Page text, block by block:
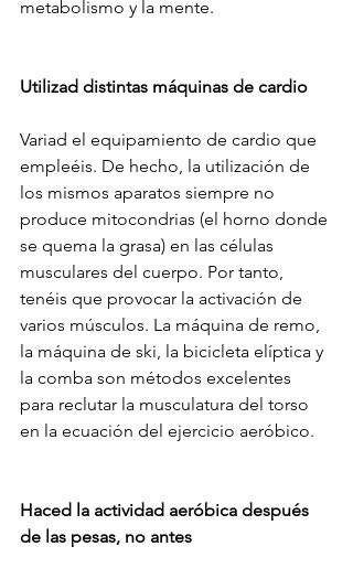
metabolismo y la mente.
Utilizad distintas máquinas de cardio
Variad el equipamiento de cardio que
empleéis. De hecho, la utilización de
los mismos aparatos siempre no
produce mitocondrias (el horno donde
se quema la grasa) en las células
musculares del cuerpo. Por tanto,
tenéis que provocar la activación de
varios músculos. La máquina de remo,
la máquina de ski, la bicicleta elíptica y
la comba son métodos excelentes
para reclutar la musculatura del torso
en la ecuación del ejercicio aeróbico.
Haced la actividad aeróbica después
de las pesas, no antes